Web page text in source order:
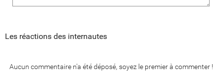
Les réactions des internautes
Aucun commentaire n'a été déposé, soyez le premier à commenter !